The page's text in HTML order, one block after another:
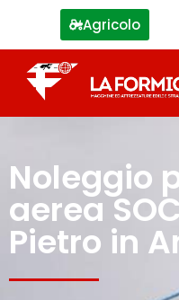
Agricolo
Noleggio
aerea
Pietro in